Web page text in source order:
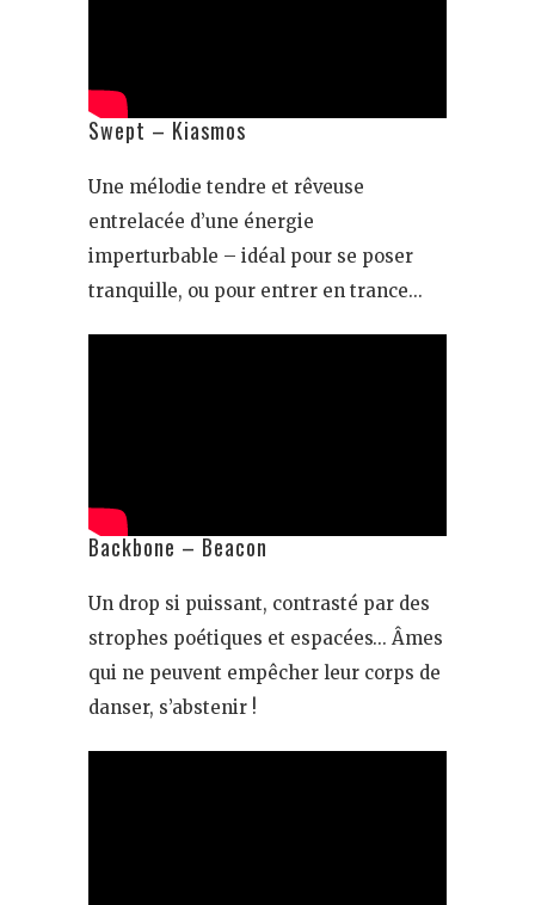
Swept – Kiasmos
Une mélodie tendre et rêveuse
entrelacée d’une énergie
imperturbable – idéal pour se poser
tranquille, ou pour entrer en trance…
Backbone – Beacon
Un drop si puissant, contrasté par des
strophes poétiques et espacées… Âmes
qui ne peuvent empêcher leur corps de
danser, s’abstenir !